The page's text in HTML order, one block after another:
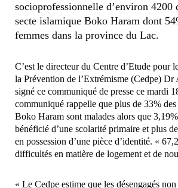
socioprofessionnelle d’environ 4200
secte islamique Boko Haram dont
femmes dans la province du Lac.
C’est le directeur du Centre d’Etude pour
la Prévention de l’Extrémisme (Cedpe) Dr
signé ce communiqué de presse ce mardi
communiqué rappelle que plus de 33% des
Boko Haram sont malades alors que
bénéficié d’une scolarité primaire et plus
en possession d’une pièce d’identité. «
difficultés en matière de logement et de
« Le Cedpe estime que les désengagés